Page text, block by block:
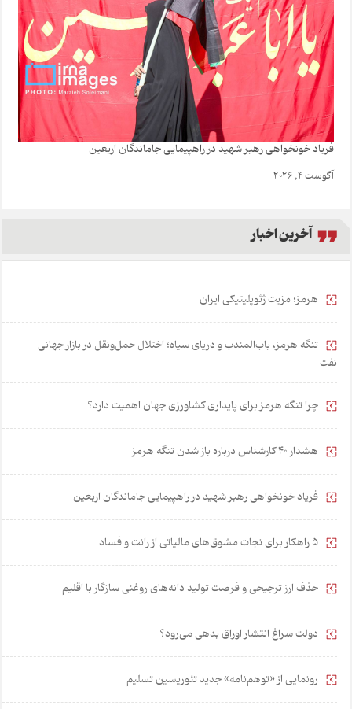
فریاد خونخواهی رهبر شهید در راهپیمایی جاماندگان اربعین
آگوست 4, 2026
آخرین اخبار
هرمز؛ مزیت ژئوپلیتیکی ایران
تنگه هرمز، باب‌المندب و دریای سیاه؛ اختلال حمل‌ونقل در بازار جهانی
نفت
چرا تنگه هرمز برای پایداری کشاورزی جهان اهمیت دارد؟
هشدار 40 کارشناس درباره باز شدن تنگه هرمز
فریاد خونخواهی رهبر شهید در راهپیمایی جاماندگان اربعین
۵ راهکار برای نجات مشوق‌های مالیاتی از رانت و فساد
حذف ارز ترجیحی و فرصت تولید دانه‌های روغنی سازگار با اقلیم
دولت سراغ انتشار اوراق بدهی می‌رود؟
رونمایی از «توهم‌نامه» جدید تئور‌یسین تسلیم